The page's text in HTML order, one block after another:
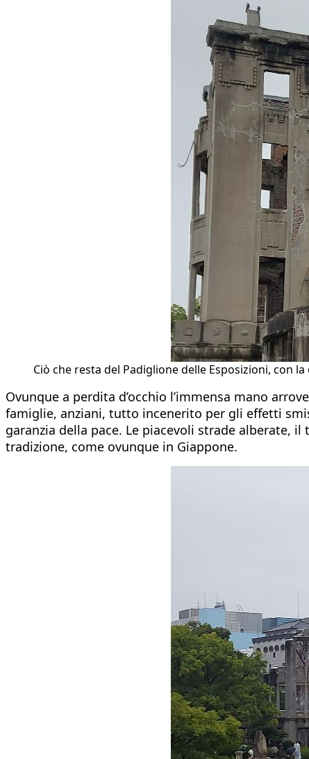
Ciò che resta del Padiglione delle Esposizioni, con
Ovunque a perdita d’occhio l’immensa mano
famiglie, anziani, tutto incenerito per gli effetti
garanzia della pace. Le piacevoli strade alberate,
tradizione, come ovunque in Giappone.